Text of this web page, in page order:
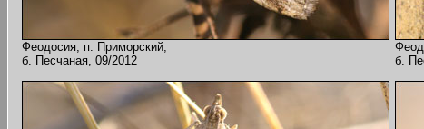
Феодосия, п. Приморский,
б. Песчаная, 09/2012
б.